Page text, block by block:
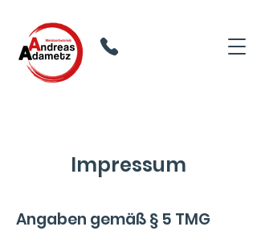
Impressum
Angaben gemäß § 5 TMG